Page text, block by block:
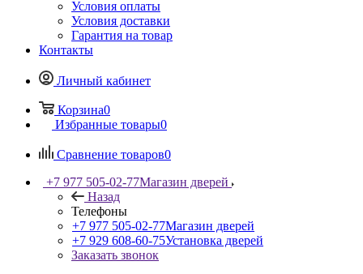
Условия оплаты
Условия доставки
Гарантия на товар
Контакты
Личный кабинет
Корзина0
Избранные товары0
Сравнение товаров0
+7 977 505-02-77Магазин дверей
Назад
Телефоны
+7 977 505-02-77Магазин дверей
+7 929 608-60-75Установка дверей
Заказать звонок